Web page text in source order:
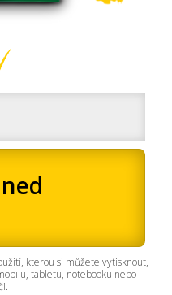
kterou si můžete vytisknout,
tabletu, notebooku nebo